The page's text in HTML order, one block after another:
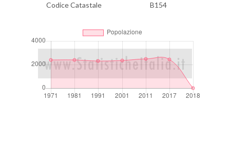
Codice Catastale B154